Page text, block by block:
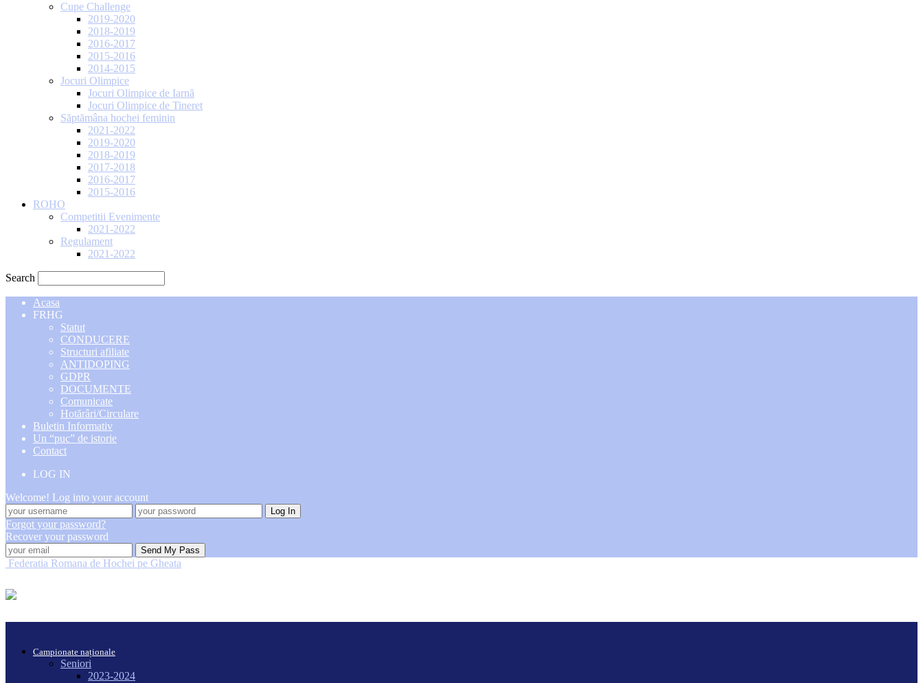
Cupe Challenge
2019-2020
2018-2019
2016-2017
2015-2016
2014-2015
Jocuri Olimpice
Jocuri Olimpice de Iarnă
Jocuri Olimpice de Tineret
Săptămâna hochei feminin
2021-2022
2019-2020
2018-2019
2017-2018
2016-2017
2015-2016
ROHO
Competitii Evenimente
2021-2022
Regulament
2021-2022
Search
Acasa
FRHG
Statut
CONDUCERE
Structuri afiliate
ANTIDOPING
GDPR
DOCUMENTE
Comunicate
Hotărâri/Circulare
Buletin Informativ
Un “puc” de istorie
Contact
LOG IN
Welcome! Log into your account
Forgot your password?
Recover your password
Federatia Romana de Hochei pe Gheata
Campionate naționale
Seniori
2023-2024